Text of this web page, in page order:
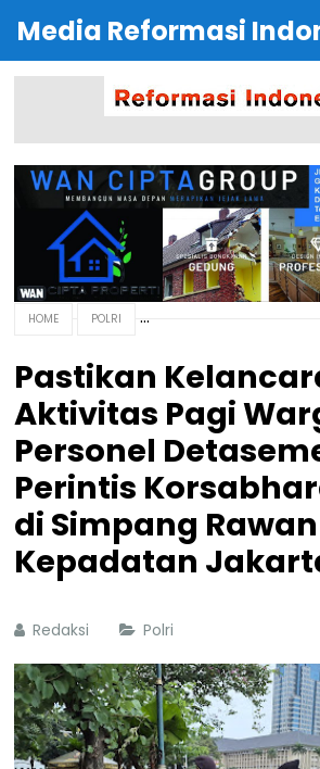
Media Reformasi
HOME POLRI
Pastikan
Aktivitas Pagi
Personel
Perintis
di Simpang Rawan
Kepadatan
Redaksi Polri